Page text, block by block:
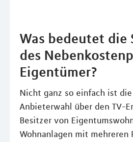
Was bedeutet die
des
Eigentümer?
Nicht ganz so einfach ist
Anbieterwahl über den TV-
Besitzer von
Wohnanlagen mit mehreren